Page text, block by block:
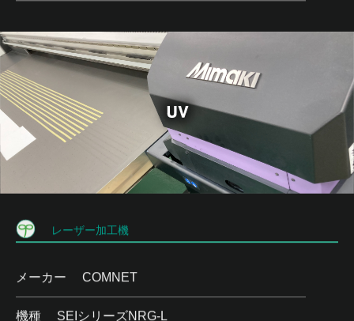
レーザー加工機
メーカー COMNET
機種 SEIシリーズNRG-L